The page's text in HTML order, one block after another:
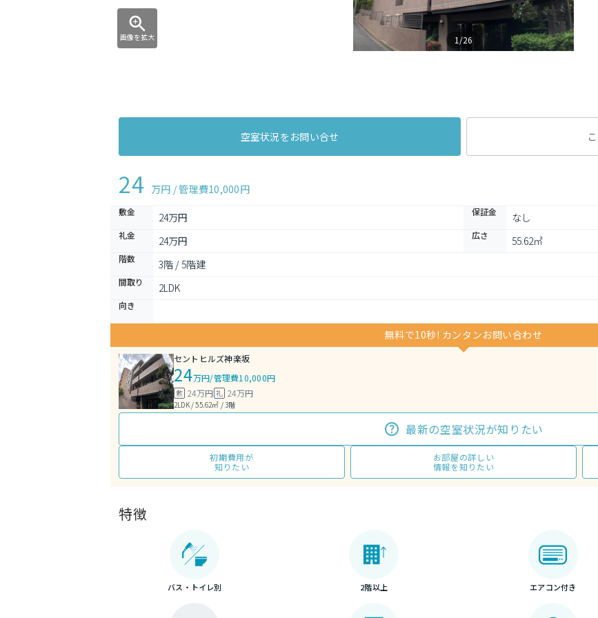
画像を拡大 1/26
空室状況をお問い合せ
24 万円 / 管理費10,000円
敷金 24万円 保証金 なし
礼金 24万円 広さ 55.62㎡
階数 3階 / 5階建
間取り 2LDK
向き
無料で10秒! カンタンお問い合わせ
セントヒルズ神楽坂
24万円/管理費10,000円
敷 24万円 礼 24万円
2LDK / 55.62㎡ / 3階
最新の空室状況が知りたい
初期費用が
知りたい
お部屋の詳しい
情報を知りたい
特徴
バス・トイレ別 2階以上 エアコン付き